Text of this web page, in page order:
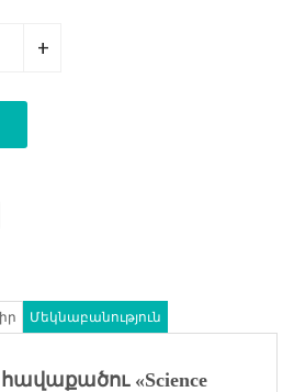
+
Մեկնաբանություն
«Science